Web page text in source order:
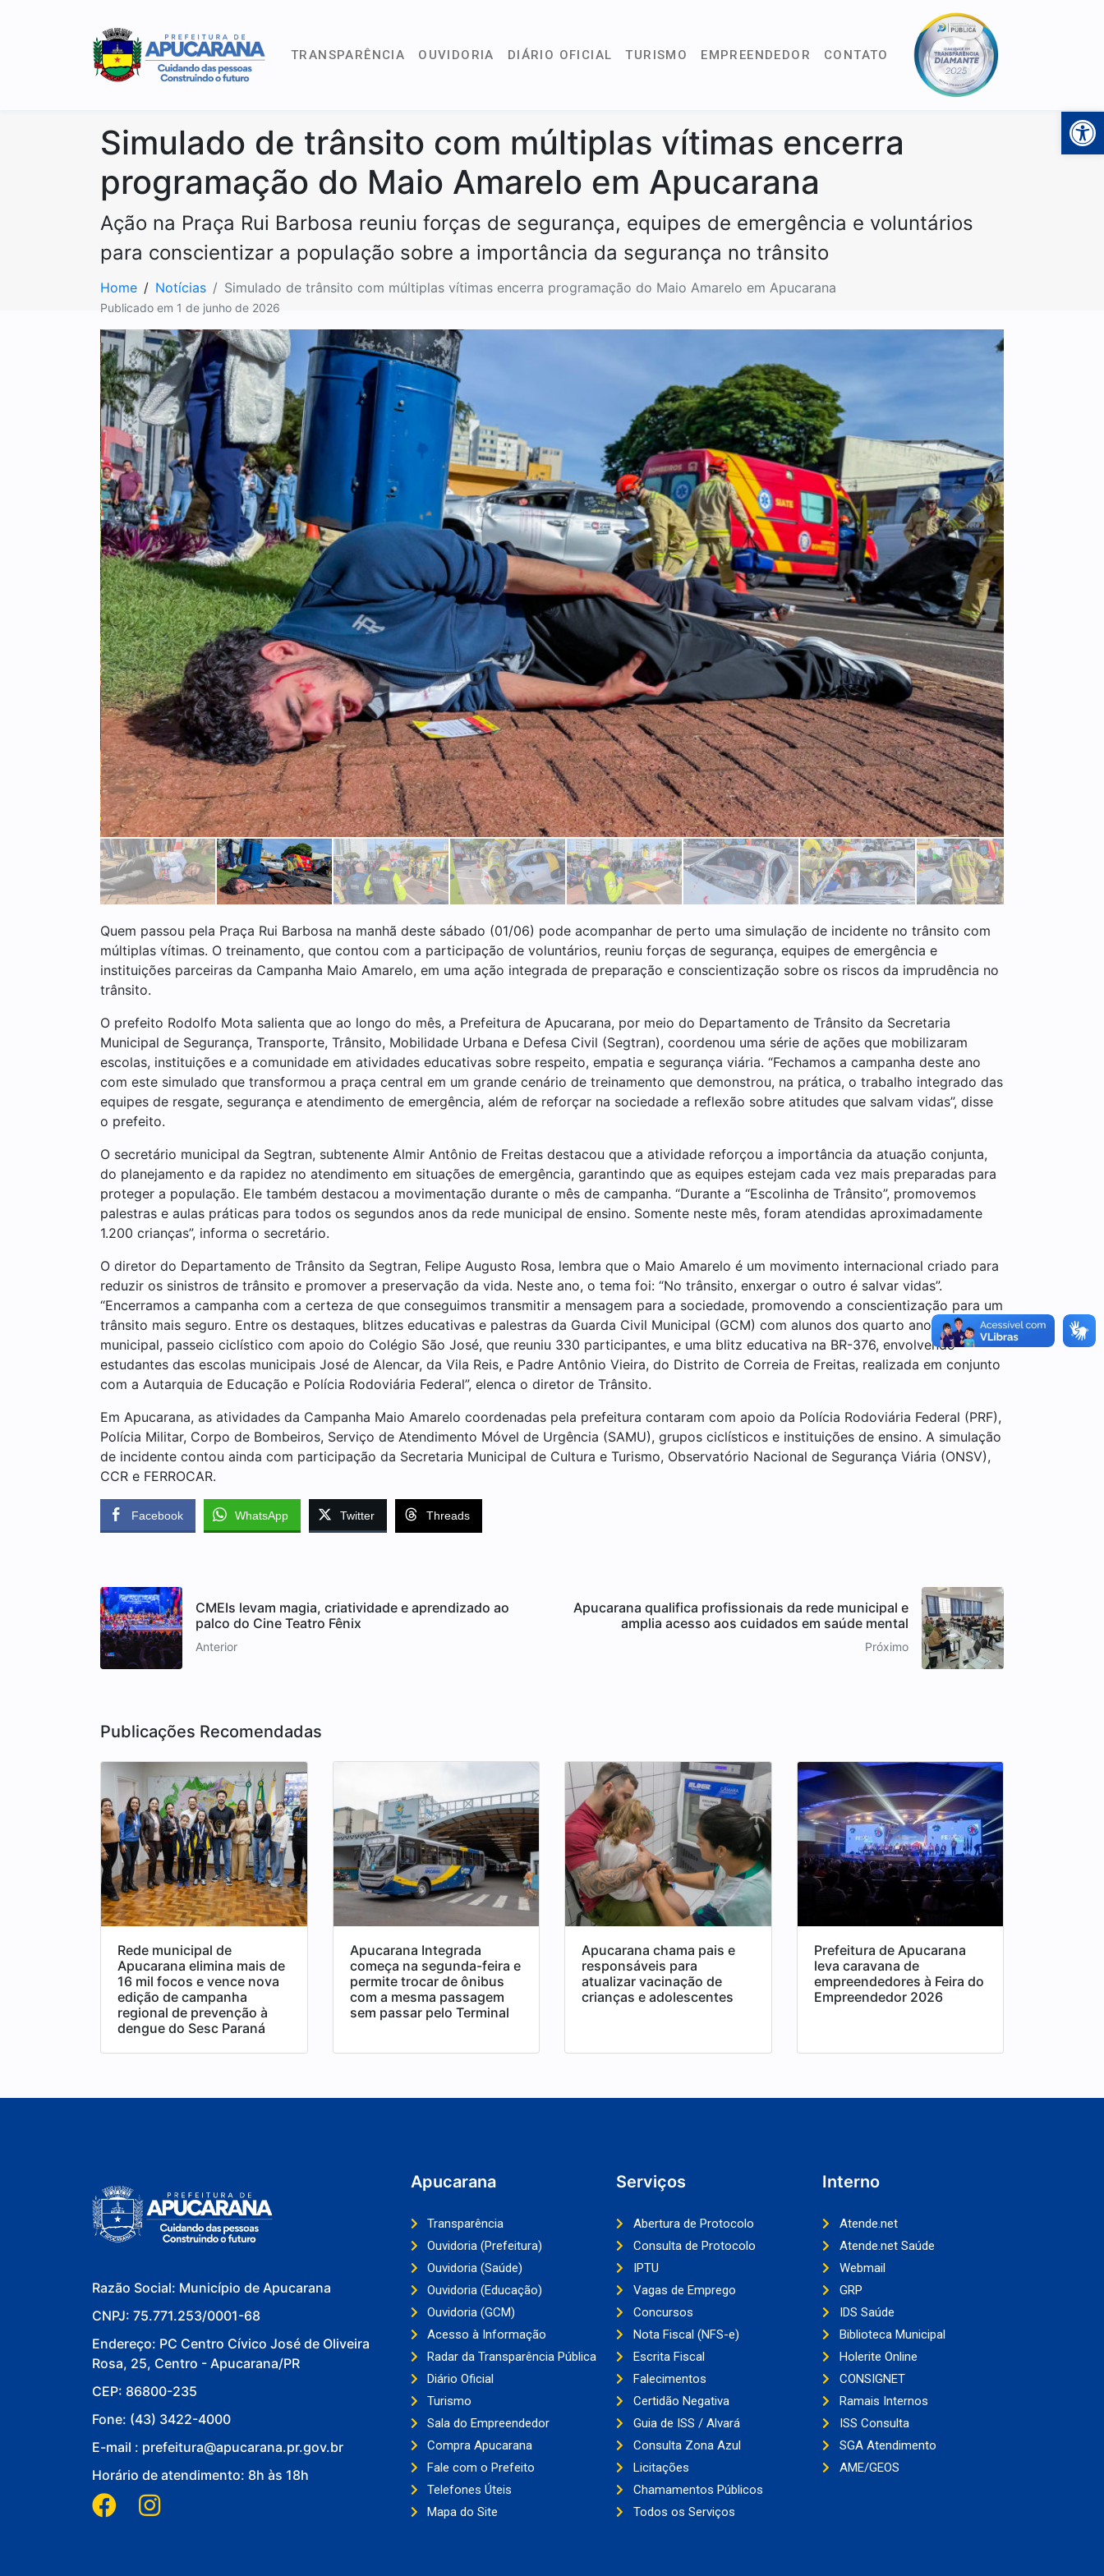
TRANSPARÊNCIA OUVIDORIA DIÁRIO OFICIAL TURISMO EMPREENDEDOR CONTATO
Simulado de trânsito com múltiplas vítimas encerra
programação do Maio Amarelo em Apucarana
Ação na Praça Rui Barbosa reuniu forças de segurança, equipes de emergência e voluntários
para conscientizar a população sobre a importância da segurança no trânsito
Home Notícias Simulado de trânsito com múltiplas vítimas encerra programação do Maio Amarelo em Apucarana
Publicado em 1 de junho de 2026
Quem passou pela Praça Rui Barbosa na manhã deste sábado (01/06) pode acompanhar de perto uma simulação de incidente no trânsito com
múltiplas vítimas. O treinamento, que contou com a participação de voluntários, reuniu forças de segurança, equipes de emergência e
instituições parceiras da Campanha Maio Amarelo, em uma ação integrada de preparação e conscientização sobre os riscos da imprudência no
trânsito.
O prefeito Rodolfo Mota salienta que ao longo do mês, a Prefeitura de Apucarana, por meio do Departamento de Trânsito da Secretaria
Municipal de Segurança, Transporte, Trânsito, Mobilidade Urbana e Defesa Civil (Segtran), coordenou uma série de ações que mobilizaram
escolas, instituições e a comunidade em atividades educativas sobre respeito, empatia e segurança viária. “Fechamos a campanha deste ano
com este simulado que transformou a praça central em um grande cenário de treinamento que demonstrou, na prática, o trabalho integrado das
equipes de resgate, segurança e atendimento de emergência, além de reforçar na sociedade a reflexão sobre atitudes que salvam vidas”, disse
o prefeito.
O secretário municipal da Segtran, subtenente Almir Antônio de Freitas destacou que a atividade reforçou a importância da atuação conjunta,
do planejamento e da rapidez no atendimento em situações de emergência, garantindo que as equipes estejam cada vez mais preparadas para
proteger a população. Ele também destacou a movimentação durante o mês de campanha. “Durante a “Escolinha de Trânsito”, promovemos
palestras e aulas práticas para todos os segundos anos da rede municipal de ensino. Somente neste mês, foram atendidas aproximadamente
1.200 crianças”, informa o secretário.
O diretor do Departamento de Trânsito da Segtran, Felipe Augusto Rosa, lembra que o Maio Amarelo é um movimento internacional criado para
reduzir os sinistros de trânsito e promover a preservação da vida. Neste ano, o tema foi: “No trânsito, enxergar o outro é salvar vidas”.
“Encerramos a campanha com a certeza de que conseguimos transmitir a mensagem para a sociedade, promovendo a conscientização para um
trânsito mais seguro. Entre os destaques, blitzes educativas e palestras da Guarda Civil Municipal (GCM) com alunos dos quarto anos da rede
municipal, passeio ciclístico com apoio do Colégio São José, que reuniu 330 participantes, e uma blitz educativa na BR-376, envolvendo
estudantes das escolas municipais José de Alencar, da Vila Reis, e Padre Antônio Vieira, do Distrito de Correia de Freitas, realizada em conjunto
com a Autarquia de Educação e Polícia Rodoviária Federal”, elenca o diretor de Trânsito.
Em Apucarana, as atividades da Campanha Maio Amarelo coordenadas pela prefeitura contaram com apoio da Polícia Rodoviária Federal (PRF),
Polícia Militar, Corpo de Bombeiros, Serviço de Atendimento Móvel de Urgência (SAMU), grupos ciclísticos e instituições de ensino. A simulação
de incidente contou ainda com participação da Secretaria Municipal de Cultura e Turismo, Observatório Nacional de Segurança Viária (ONSV),
CCR e FERROCAR.
Facebook WhatsApp Twitter Threads
CMEIs levam magia, criatividade e aprendizado ao
palco do Cine Teatro Fênix
Anterior
Apucarana qualifica profissionais da rede municipal e
amplia acesso aos cuidados em saúde mental
Próximo
Publicações Recomendadas
Rede municipal de
Apucarana elimina mais de
16 mil focos e vence nova
edição de campanha
regional de prevenção à
dengue do Sesc Paraná
Apucarana Integrada
começa na segunda-feira e
permite trocar de ônibus
com a mesma passagem
sem passar pelo Terminal
Apucarana chama pais e
responsáveis para
atualizar vacinação de
crianças e adolescentes
Prefeitura de Apucarana
leva caravana de
empreendedores à Feira do
Empreendedor 2026
Razão Social: Município de Apucarana
CNPJ: 75.771.253/0001-68
Endereço: PC Centro Cívico José de Oliveira
Rosa, 25, Centro - Apucarana/PR
CEP: 86800-235
Fone: (43) 3422-4000
E-mail : prefeitura@apucarana.pr.gov.br
Horário de atendimento: 8h às 18h
Apucarana
Transparência
Ouvidoria (Prefeitura)
Ouvidoria (Saúde)
Ouvidoria (Educação)
Ouvidoria (GCM)
Acesso à Informação
Radar da Transparência Pública
Diário Oficial
Turismo
Sala do Empreendedor
Compra Apucarana
Fale com o Prefeito
Telefones Úteis
Mapa do Site
Serviços
Abertura de Protocolo
Consulta de Protocolo
IPTU
Vagas de Emprego
Concursos
Nota Fiscal (NFS-e)
Escrita Fiscal
Falecimentos
Certidão Negativa
Guia de ISS / Alvará
Consulta Zona Azul
Licitações
Chamamentos Públicos
Todos os Serviços
Interno
Atende.net
Atende.net Saúde
Webmail
GRP
IDS Saúde
Biblioteca Municipal
Holerite Online
CONSIGNET
Ramais Internos
ISS Consulta
SGA Atendimento
AME/GEOS